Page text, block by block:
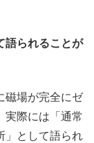
語られることが
磁場が完全にゼ
実際には「通常
」として語られ